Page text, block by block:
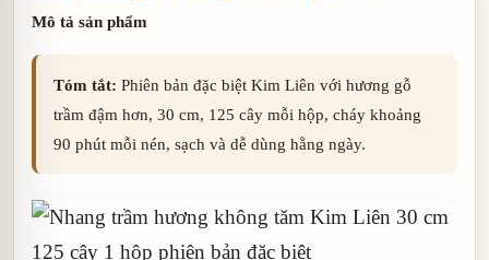
Mô tả sản phẩm
Tóm tắt: Phiên bản đặc biệt Kim Liên với hương gỗ
trầm đậm hơn, 30 cm, 125 cây mỗi hộp, cháy khoảng
90 phút mỗi nén, sạch và dễ dùng hằng ngày.